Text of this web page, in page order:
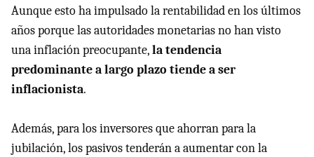
Aunque esto ha impulsado la rentabilidad en los últimos
años porque las autoridades monetarias no han visto
una inflación preocupante,la tendencia
predominante a largo plazo tiende a ser
inflacionista.
Además, para los inversores que ahorran para la
jubilación, los pasivos tenderán a aumentar con la